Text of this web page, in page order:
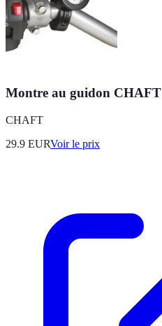
Montre au guidon CHAFT
CHAFT
29.9 EURVoir le prix